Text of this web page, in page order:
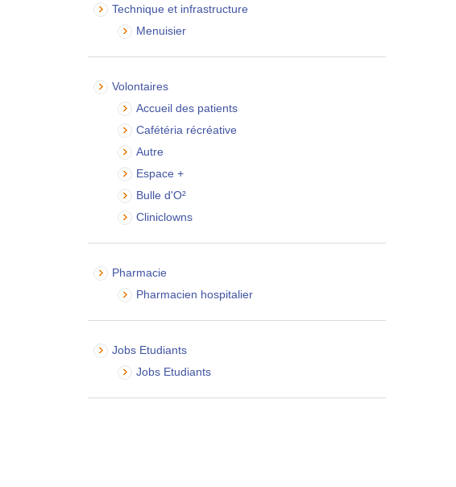
Technique et infrastructure
Menuisier
Volontaires
Accueil des patients
Cafétéria récréative
Autre
Espace +
Bulle d'O²
Cliniclowns
Pharmacie
Pharmacien hospitalier
Jobs Etudiants
Jobs Etudiants